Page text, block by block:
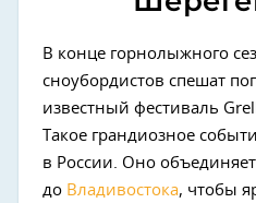
В конце горнолыжного
сноубордистов спешат
известный фестиваль
Такое грандиозное
в России. Оно
до Владивостока, чтобы